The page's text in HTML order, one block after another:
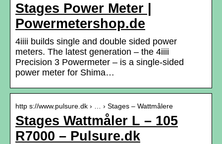
Stages Power Meter |
Powermetershop.de
4iiii builds single and double sided power
meters. The latest generation – the 4iiii
Precision 3 Powermeter – is a single-sided
power meter for Shima…
http s://www.pulsure.dk › … › Stages – Wattmålere
Stages Wattmåler L – 105
R7000 – Pulsure.dk